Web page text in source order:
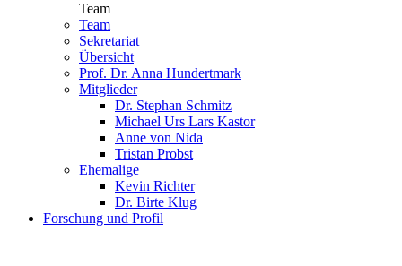
Team
Team
Sekretariat
Übersicht
Prof. Dr. Anna Hundertmark
Mitglieder
Dr. Stephan Schmitz
Michael Urs Lars Kastor
Anne von Nida
Tristan Probst
Ehemalige
Kevin Richter
Dr. Birte Klug
Forschung und Profil